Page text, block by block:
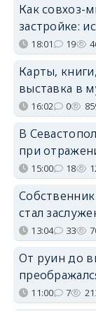
Как совхоз-
застройке:
18:01 19
Карты,
выставка в
16:02 0
В
при
15:00 18
стал
13:04 33
От руин до
11:00 7